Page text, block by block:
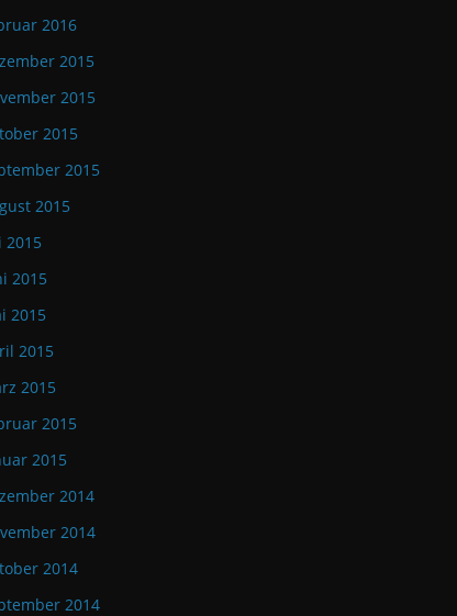
2016
2015
2015
2015
2015
2015
2015
2015
2015
2015
2015
2015
2015
2014
2014
2014
2014